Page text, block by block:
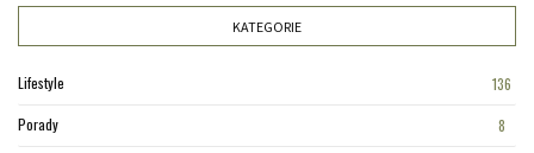
KATEGORIE
Lifestyle
136
Porady
8